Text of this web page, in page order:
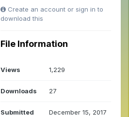
Create an account or sign in to
download this
File Information
Views 1,229
Downloads 27
Submitted December 15, 2017